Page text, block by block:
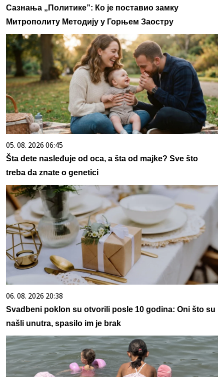
Сазнања „Политике”: Ко је поставио замку
Митрополиту Методију у Горњем Заостру
05. 08. 2026 06:45
Šta dete nasleđuje od oca, a šta od majke? Sve što
treba da znate o genetici
06. 08. 2026 20:38
Svadbeni poklon su otvorili posle 10 godina: Oni što su
našli unutra, spasilo im je brak